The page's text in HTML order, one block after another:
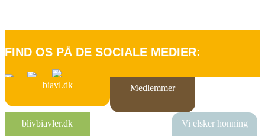
FIND OS PÅ DE SOCIALE MEDIER:
biavl.dk Medlemmer
blivbiavler.dk Vi elsker honning
FORSIDE